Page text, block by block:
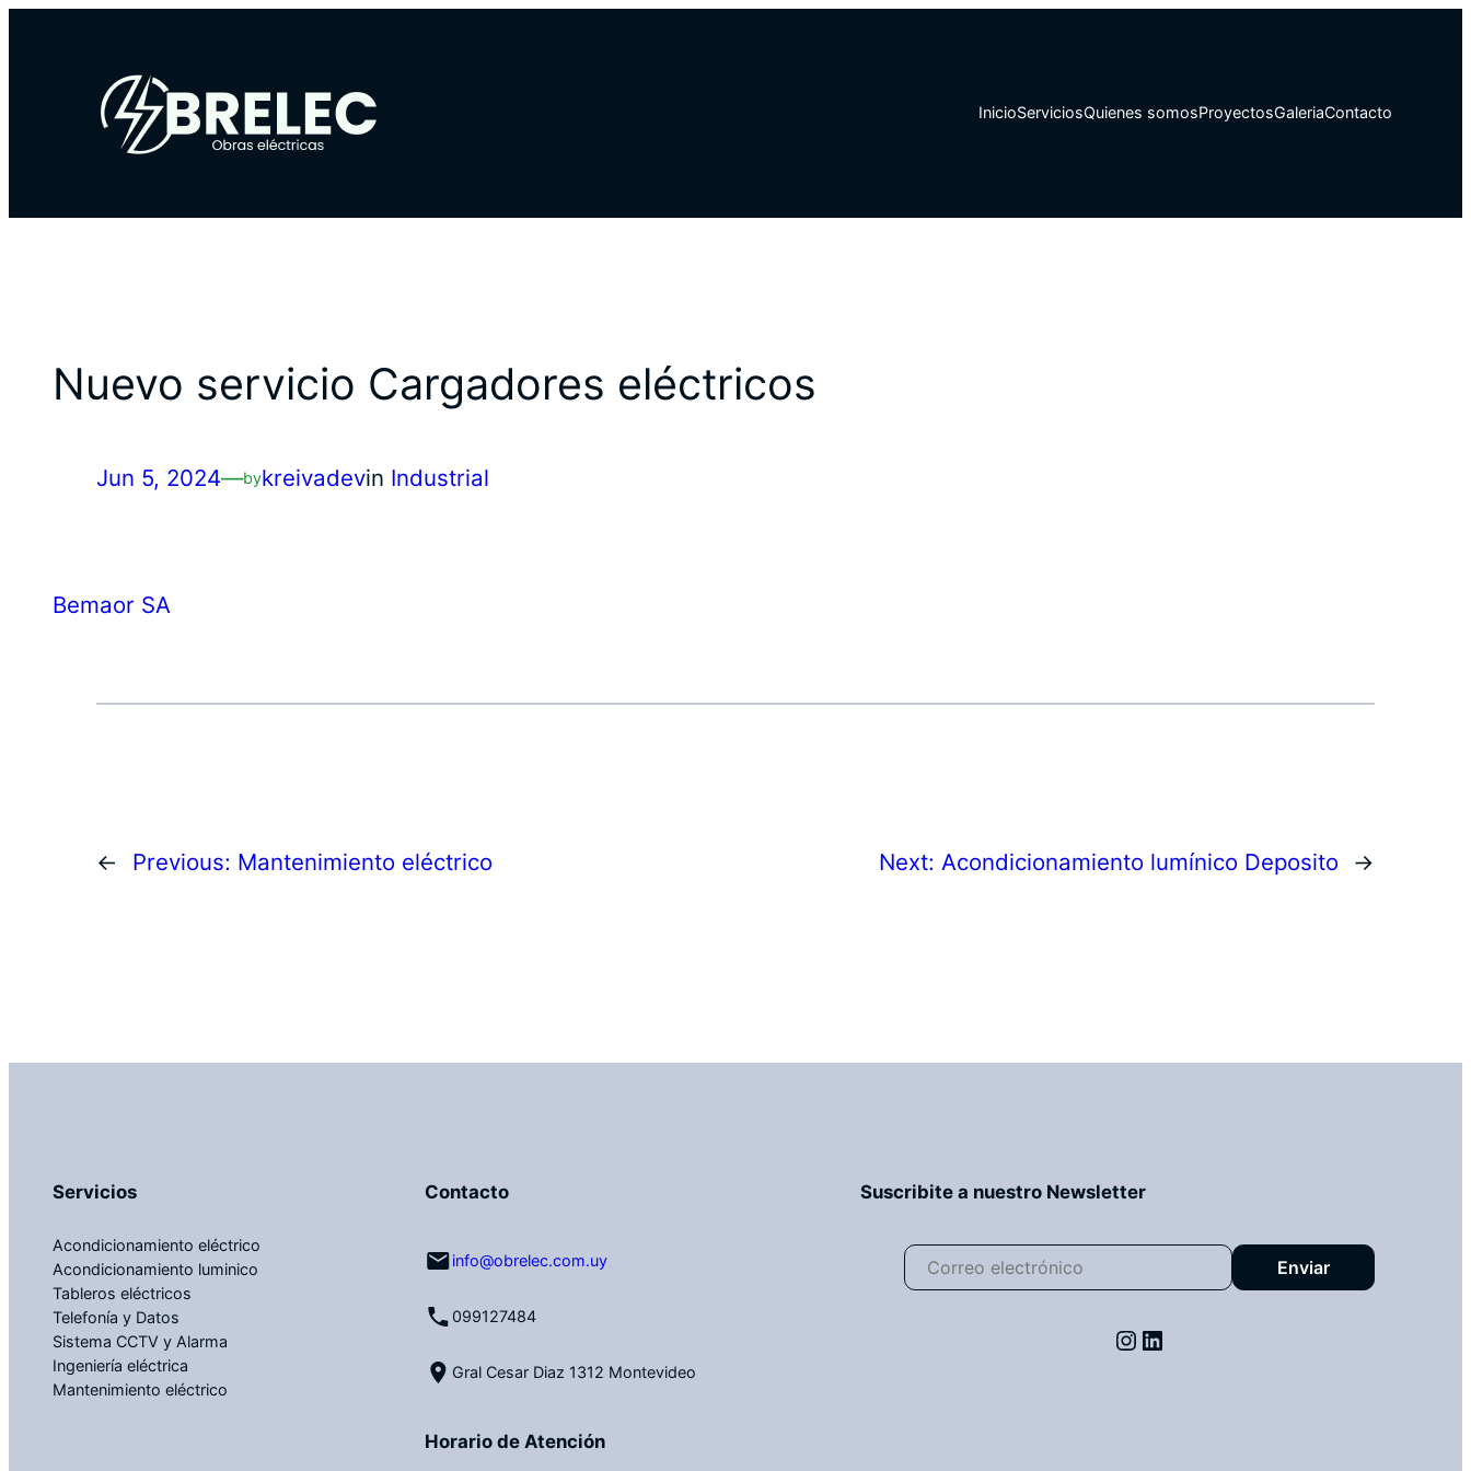
InicioServiciosQuienes somosProyectosGaleriaContacto
Nuevo servicio Cargadores eléctricos
Jun 5, 2024—bykreivadevin Industrial
Bemaor SA
← Previous: Mantenimiento eléctrico Next: Acondicionamiento lumínico Deposito →
Servicios
Acondicionamiento eléctrico
Acondicionamiento luminico
Tableros eléctricos
Telefonía y Datos
Sistema CCTV y Alarma
Ingeniería eléctrica
Mantenimiento eléctrico
Contacto
info@obrelec.com.uy
099127484
Gral Cesar Diaz 1312 Montevideo
Horario de Atención
Suscribite a nuestro Newsletter
Instagram
LinkedIn